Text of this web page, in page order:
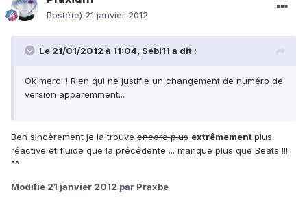
Posté(e) 21 janvier 2012
Le 21/01/2012 à 11:04, Sébi11 a dit :
Ok merci ! Rien qui ne justifie un changement de numéro de
version apparemment...
Ben sincèrement je la trouve encore plus extrêmementplus
réactive et fluide que la précédente ... manque plus que Beats !!!
^^
Modifié 21 janvier 2012 par Praxbe